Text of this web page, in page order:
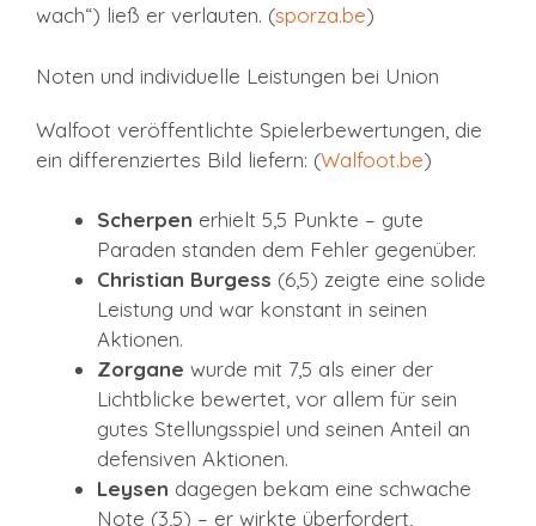
wach“) ließ er verlauten. (sporza.be)
Noten und individuelle Leistungen bei Union
Walfoot veröffentlichte Spielerbewertungen, die
ein differenziertes Bild liefern: (Walfoot.be)
Scherpen erhielt 5,5 Punkte – gute
Paraden standen dem Fehler gegenüber.
Christian Burgess (6,5) zeigte eine solide
Leistung und war konstant in seinen
Aktionen.
Zorgane wurde mit 7,5 als einer der
Lichtblicke bewertet, vor allem für sein
gutes Stellungsspiel und seinen Anteil an
defensiven Aktionen.
Leysen dagegen bekam eine schwache
Note (3,5) – er wirkte überfordert,